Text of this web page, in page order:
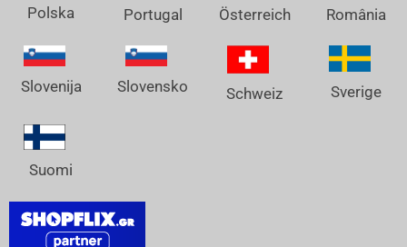
Polska Portugal Österreich România
Slovenija Slovensko Schweiz Sverige
Suomi